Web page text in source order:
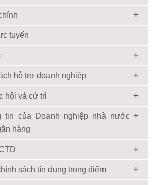
tuyến
hỗ trợ doanh nghiệp
hội và cử tri
tin của Doanh nghiệp nhà nước
hàng
sách tín dụng trọng điểm